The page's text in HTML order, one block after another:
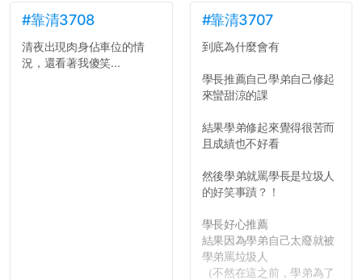
長作弊的風氣。
反正老人我明天就要搬離新
關，就當最後一天發個牢騷
吧XD，祝學弟妹們修課順利
#靠清3708
清夜出現肉身佔車位的情
況，還看著我傻笑...
#靠清3707
到底為什麼會有
學長推薦自己學弟自己修起
來蠻甜涼的課
結果學弟修起來覺得很苦而
且成績也不好看
然後學弟就罵學長是垃圾人
的好笑事蹟？！
學長好心推薦
結果因為學弟自己太廢就被
學弟罵垃圾人
（不然在這之前，學弟為了